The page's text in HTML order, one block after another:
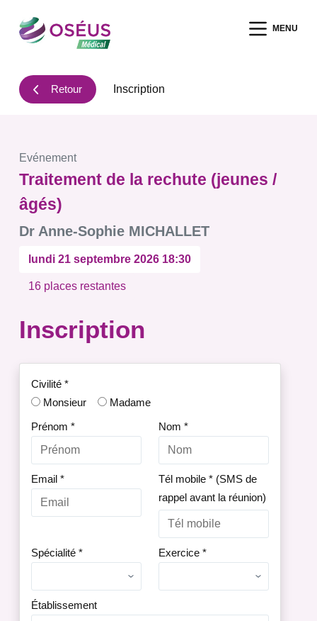
a
e
n
e
MENU
Retour Inscription
Evénement
Traitement de la rechute (jeunes /
âgés)
Dr Anne-Sophie MICHALLET
lundi 21 septembre 2026 18:30
16 places restantes
Inscription
Civilité *
Monsieur
Madame
Prénom * Nom *
Email * Tél mobile * (SMS de
rappel avant la réunion)
Spécialité * Exercice *
Établissement